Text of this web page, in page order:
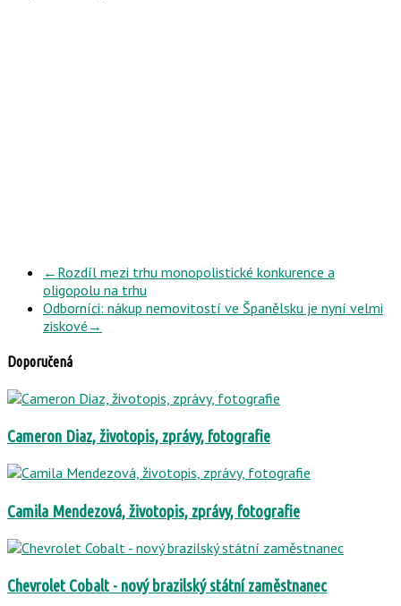
← Rozdíl mezi trhu monopolistické konkurence a
oligopolu na trhu
Odborníci: nákup nemovitostí ve Španělsku je nyní velmi
ziskové →
Doporučená
Cameron Diaz, životopis, zprávy, fotografie
Camila Mendezová, životopis, zprávy, fotografie
Chevrolet Cobalt - nový brazilský státní zaměstnanec